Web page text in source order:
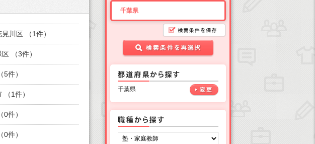
見川区 （1件）
区 （3件）
（5件）
（1件）
（0件）
（0件）
千葉県
千葉県